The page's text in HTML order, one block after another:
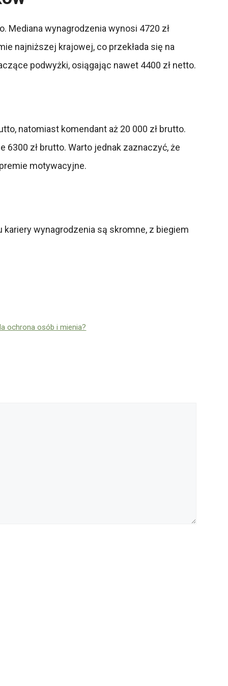
Mediana wynagrodzenia wynosi 4720 zł
najniższej krajowej, co przekłada się na
podwyżki, osiągając nawet 4400 zł netto.
natomiast komendant aż 20 000 zł brutto.
zł brutto. Warto jednak zaznaczyć, że
motywacyjne.
wynagrodzenia są skromne, z biegiem
ochrona osób i mienia?